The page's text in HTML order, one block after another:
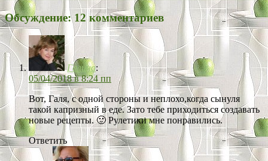
Обсуждение: 12 комментариев
Галина:
05/04/2018 в 8:24 пп
Вот, Галя, с одной стороны и неплохо,когда сынуля
такой капризный в еде. Зато тебе приходиться создавать
новые рецепты. 🙂 Рулетики мне понравились.
Ответить